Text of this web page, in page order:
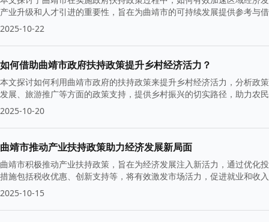
产业升级和人才引进的重要性，旨在为曲靖市的可持续发展提供参考与
2025-10-22
如何借助曲靖市政府扶持政策提升乡村经济活力？
本文探讨如何利用曲靖市政府的扶持政策来提升乡村经济活力，分析政
发展、旅游推广等方面的政策支持，提供乡村振兴的切实路径，助力农
2025-10-20
曲靖市推动产业扶持政策助力经济发展新局面
曲靖市积极推动产业扶持政策，旨在为经济发展注入新活力，通过优化
措施包括税收优惠、创新支持等，将有效激发市场活力，促进就业和收
2025-10-15